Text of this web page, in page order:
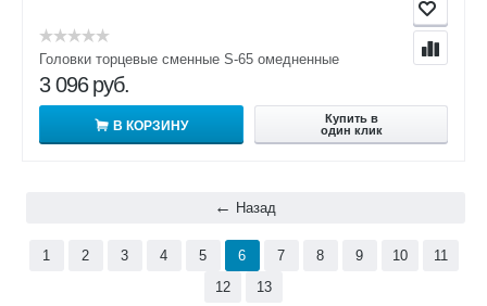
Головки торцевые сменные S-65 омедненные
3 096 руб.
В КОРЗИНУ
Купить в
один клик
Назад
1 2 3 4 5 6 7 8 9 10
11
12
13